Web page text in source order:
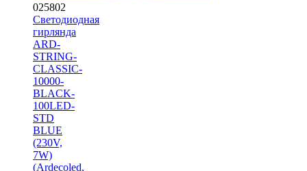
025802
Светодиодная
гирлянда
ARD-
STRING-
CLASSIC-
10000-
BLACK-
100LED-
STD
BLUE
(230V,
7W)
(Ardecoled,